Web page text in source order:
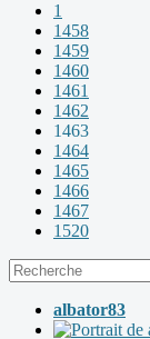
1
1458
1459
1460
1461
1462
1463
1464
1465
1466
1467
1520
albator83